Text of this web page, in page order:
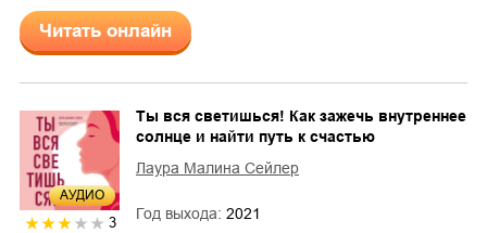
Читать онлайн
AУДИО
3
Ты вся светишься! Как зажечь внутреннее
солнце и найти путь к счастью
Лаура Малина Сейлер
Год выхода: 2021